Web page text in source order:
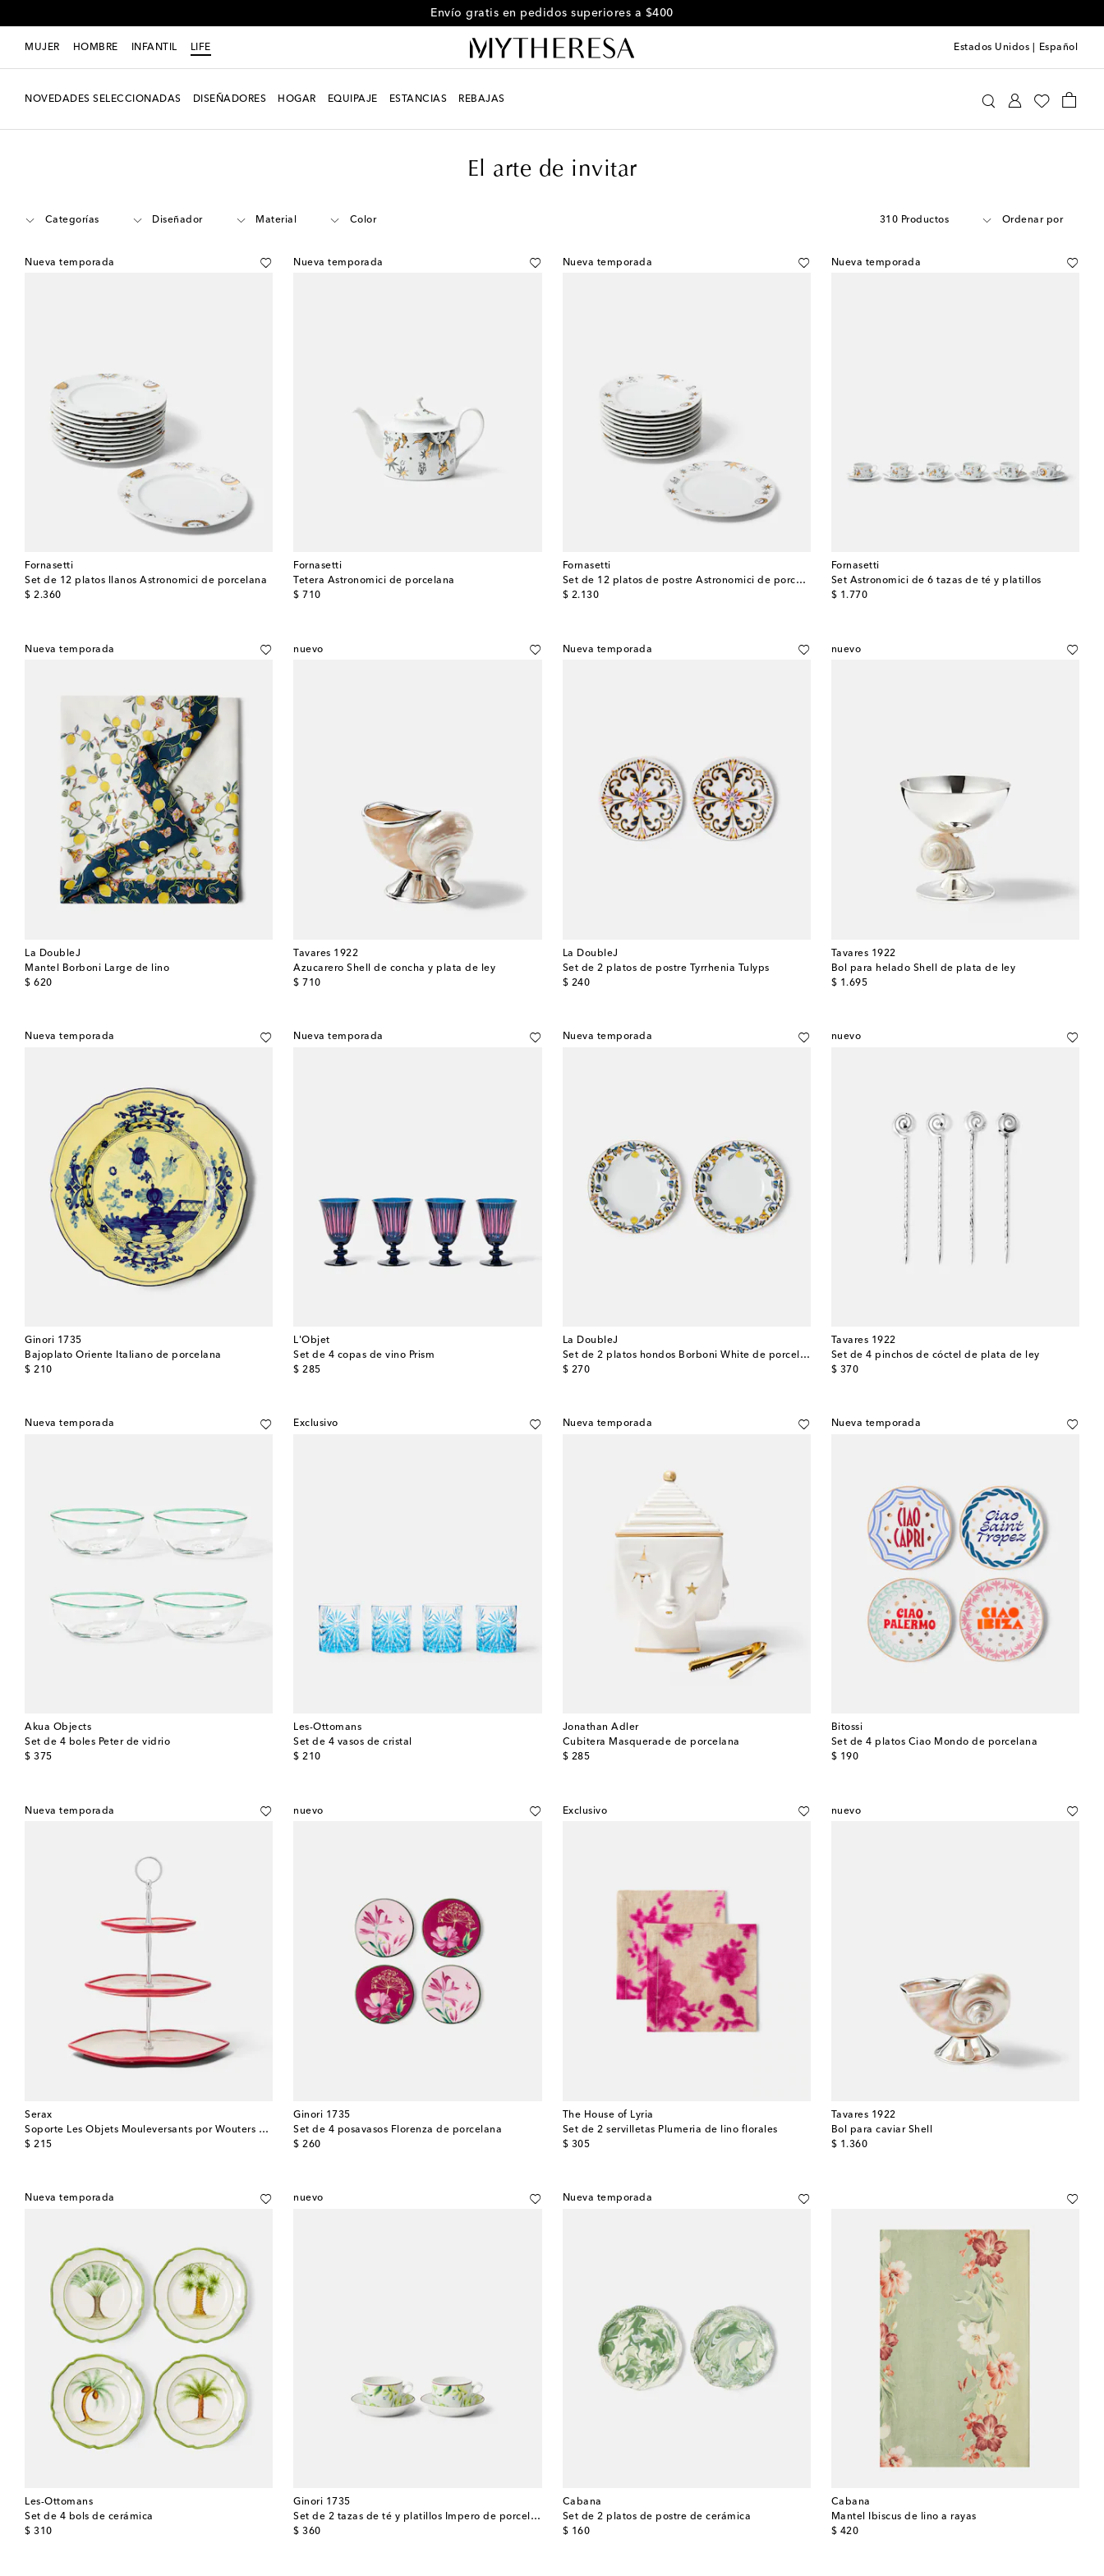
Envío gratis en pedidos superiores a $400
MUJER HOMBRE INFANTIL LIFE Estados Unidos Español
NOVEDADES SELECCIONADAS DISEÑADORES HOGAR EQUIPAJE ESTANCIAS REBAJAS
El arte de invitar
Categorías Diseñador Material Color 310 Productos Ordenar por
Nueva temporada
Fornasetti
Set de 12 platos llanos Astronomici de porcelana
$ 2.360
original price
Nueva temporada
Fornasetti
Tetera Astronomici de porcelana
$ 710
original price
Nueva temporada
Fornasetti
Set de 12 platos de postre Astronomici de porcelana
$ 2.130
original price
Nueva temporada
Fornasetti
Set Astronomici de 6 tazas de té y platillos
$ 1.770
original price
Nueva temporada
La DoubleJ
Mantel Borboni Large de lino
$ 620
original price
nuevo
Tavares 1922
Azucarero Shell de concha y plata de ley
$ 710
original price
Nueva temporada
La DoubleJ
Set de 2 platos de postre Tyrrhenia Tulyps
$ 240
original price
nuevo
Tavares 1922
Bol para helado Shell de plata de ley
$ 1.695
original price
Nueva temporada
Ginori 1735
Bajoplato Oriente Italiano de porcelana
$ 210
original price
Nueva temporada
L'Objet
Set de 4 copas de vino Prism
$ 285
original price
Nueva temporada
La DoubleJ
Set de 2 platos hondos Borboni White de porcelana
$ 270
original price
nuevo
Tavares 1922
Set de 4 pinchos de cóctel de plata de ley
$ 370
original price
Nueva temporada
Akua Objects
Set de 4 boles Peter de vidrio
$ 375
original price
Exclusivo
Les-Ottomans
Set de 4 vasos de cristal
$ 210
original price
Nueva temporada
Jonathan Adler
Cubitera Masquerade de porcelana
$ 285
original price
Nueva temporada
Bitossi
Set de 4 platos Ciao Mondo de porcelana
$ 190
original price
Nueva temporada
Serax
Soporte Les Objets Mouleversants por Wouters & Hendrix
$ 215
original price
nuevo
Ginori 1735
Set de 4 posavasos Florenza de porcelana
$ 260
original price
Exclusivo
The House of Lyria
Set de 2 servilletas Plumeria de lino florales
$ 305
original price
nuevo
Tavares 1922
Bol para caviar Shell
$ 1.360
original price
Nueva temporada
Les-Ottomans
Set de 4 bols de cerámica
$ 310
original price
nuevo
Ginori 1735
Set de 2 tazas de té y platillos Impero de porcelana
$ 360
original price
Nueva temporada
Cabana
Set de 2 platos de postre de cerámica
$ 160
original price
Cabana
Mantel Ibiscus de lino a rayas
$ 420
original price